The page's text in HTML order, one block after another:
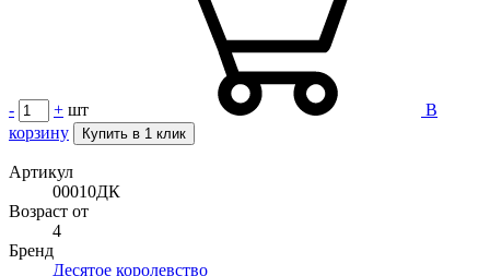
- + шт
В
корзину
Купить в 1 клик
Артикул
00010ДК
Возраст от
4
Бренд
Десятое королевство